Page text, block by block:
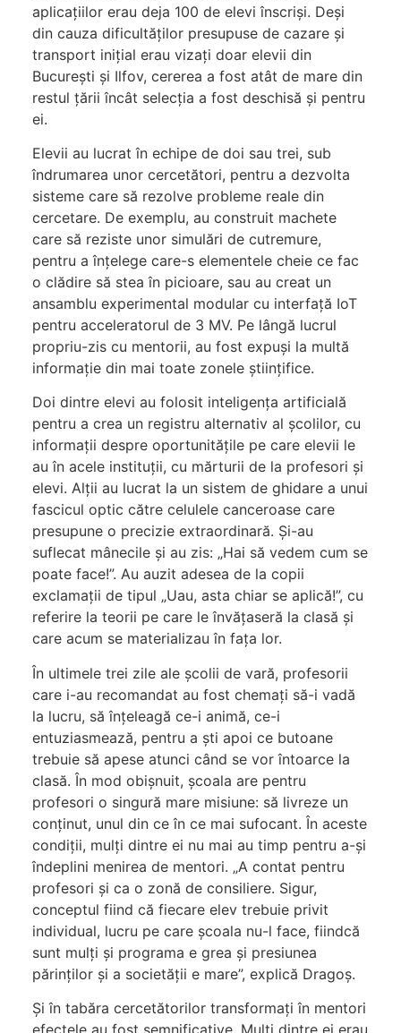
aplicațiilor erau deja 100 de elevi înscriși. Deși
din cauza dificultăților presupuse de cazare și
transport inițial erau vizați doar elevii din
București și Ilfov, cererea a fost atât de mare din
restul țării încât selecția a fost deschisă și pentru
ei.
Elevii au lucrat în echipe de doi sau trei, sub
îndrumarea unor cercetători, pentru a dezvolta
sisteme care să rezolve probleme reale din
cercetare. De exemplu, au construit machete
care să reziste unor simulări de cutremure,
pentru a înțelege care-s elementele cheie ce fac
o clădire să stea în picioare, sau au creat un
ansamblu experimental modular cu interfață IoT
pentru acceleratorul de 3 MV. Pe lângă lucrul
propriu-zis cu mentorii, au fost expuși la multă
informație din mai toate zonele științifice.
Doi dintre elevi au folosit inteligența artificială
pentru a crea un registru alternativ al școlilor, cu
informații despre oportunitățile pe care elevii le
au în acele instituții, cu mărturii de la profesori și
elevi. Alții au lucrat la un sistem de ghidare a unui
fascicul optic către celulele canceroase care
presupune o precizie extraordinară. Și-au
suflecat mânecile și au zis: „Hai să vedem cum se
poate face!”. Au auzit adesea de la copii
exclamații de tipul „Uau, asta chiar se aplică!”, cu
referire la teorii pe care le învățaseră la clasă și
care acum se materializau în fața lor.
În ultimele trei zile ale școlii de vară, profesorii
care i-au recomandat au fost chemați să-i vadă
la lucru, să înțeleagă ce-i animă, ce-i
entuziasmează, pentru a ști apoi ce butoane
trebuie să apese atunci când se vor întoarce la
clasă. În mod obișnuit, școala are pentru
profesori o singură mare misiune: să livreze un
conținut, unul din ce în ce mai sufocant. În aceste
condiții, mulți dintre ei nu mai au timp pentru a-și
îndeplini menirea de mentori. „A contat pentru
profesori și ca o zonă de consiliere. Sigur,
conceptul fiind că fiecare elev trebuie privit
individual, lucru pe care școala nu-l face, fiindcă
sunt mulți și programa e grea și presiunea
părinților și a societății e mare”, explică Dragoș.
Și în tabăra cercetătorilor transformați în mentori